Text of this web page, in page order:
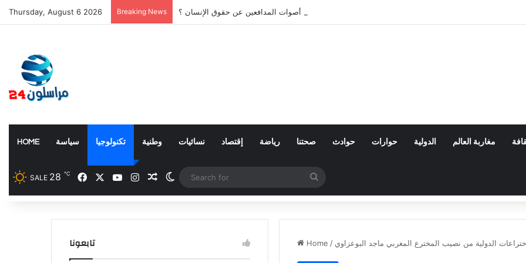
Thursday, August 6 2026 Breaking News بعد تعنيف المغاربة في سبتة.. أين اختفت أصوات المدافعين عن حقوق الإنسان ؟
HOME سياسة تكنولوجيا وطنية نسائيات إقتصاد رياضة صحتنا حوادث حوارات الدولية مغاربة العالم
SALE 28 ℃ FacebookYouTubeInstagramRandom Article
Switch skin
for
Home / الدولية من نصيب المخترع المغربي ماجد البوعزاوي تابعونا